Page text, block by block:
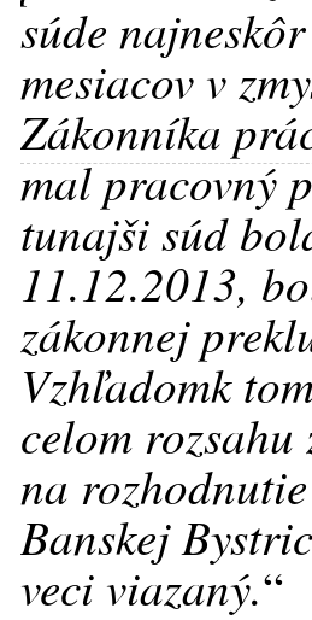
súde
mesiacov v
Zákonníka
mal pracovný
tunajši súd
11.12.2013,
zákonnej
Vzhľadomk
celom
na
Banskej
veci viazaný.“